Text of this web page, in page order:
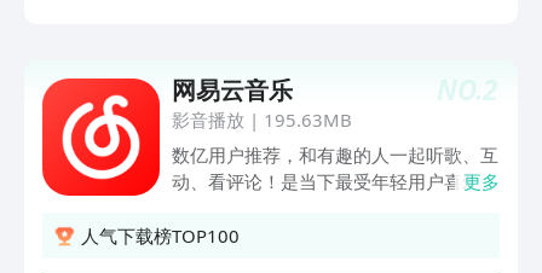
护：帐号密码 + 独立密码 + 锁屏密码三
重保护，万无一失。
NO.2
网易云音乐
影音播放 | 195.63MB
数亿用户推荐，和有趣的人一起听歌、互
动、看评论！是当下最受年轻用户喜爱的
区。在云村，不仅可以听到海量正版音
更多
人气下载榜TOP100